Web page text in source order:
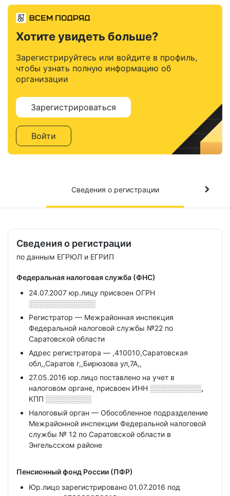
Хотите увидеть больше?
Зарегистрируйтесь или войдите в профиль,
чтобы узнать полную информацию об
организации
Зарегистрироваться
Войти
Сведения о регистрации
Сведения о регистрации
по данным ЕГРЮЛ и ЕГРИП
Федеральная налоговая служба (ФНС)
24.07.2007 юр.лицу присвоен ОГРН
░░░░░░░░░░░░░
Регистратор — Межрайонная инспекция
Федеральной налоговой службы №22 по
Саратовской области
Адрес регистратора — ,410010,Саратовская
обл,,Саратов г,,Бирюзова ул,7А,,
27.05.2016 юр.лицо поставлено на учет в
налоговом органе, присвоен ИНН ░░░░░░░░░░,
КПП ░░░░░░░░░
Налоговый орган — Обособленное подразделение
Межрайонной инспекции Федеральной налоговой
службы № 12 по Саратовской области в
Энгельсском районе
Пенсионный фонд России (ПФР)
Юр.лицо зарегистрировано 01.07.2016 под